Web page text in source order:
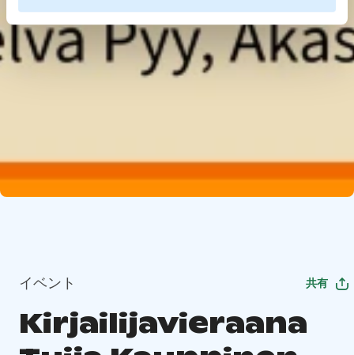
イベント 共有
Kirjailijavieraana